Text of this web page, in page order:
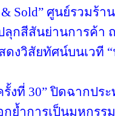
& Sold” ศูนย์รวม
กสีสันย่านการค้า
งวิสัยทัศน์บนเวที
งที่ 30” ปิดฉากป
ย้ำการเป็นมหกร